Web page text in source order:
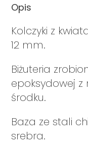
Opis
Kolczyki z
12 mm.
Biżuteria
epoksydowej
środku.
Baza ze stali
srebra.